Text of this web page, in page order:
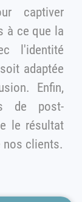
captiver
l'identité
adaptée
post-
le résultat
de nos clients.